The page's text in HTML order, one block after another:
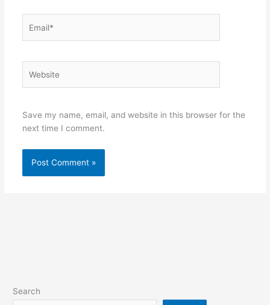
Save my name, email, and website in this browser for the
next time I comment.
Search